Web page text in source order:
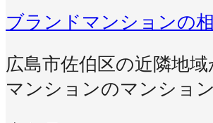
ブランドマンションの
広島市佐伯区の近隣地
マンションのマンショ